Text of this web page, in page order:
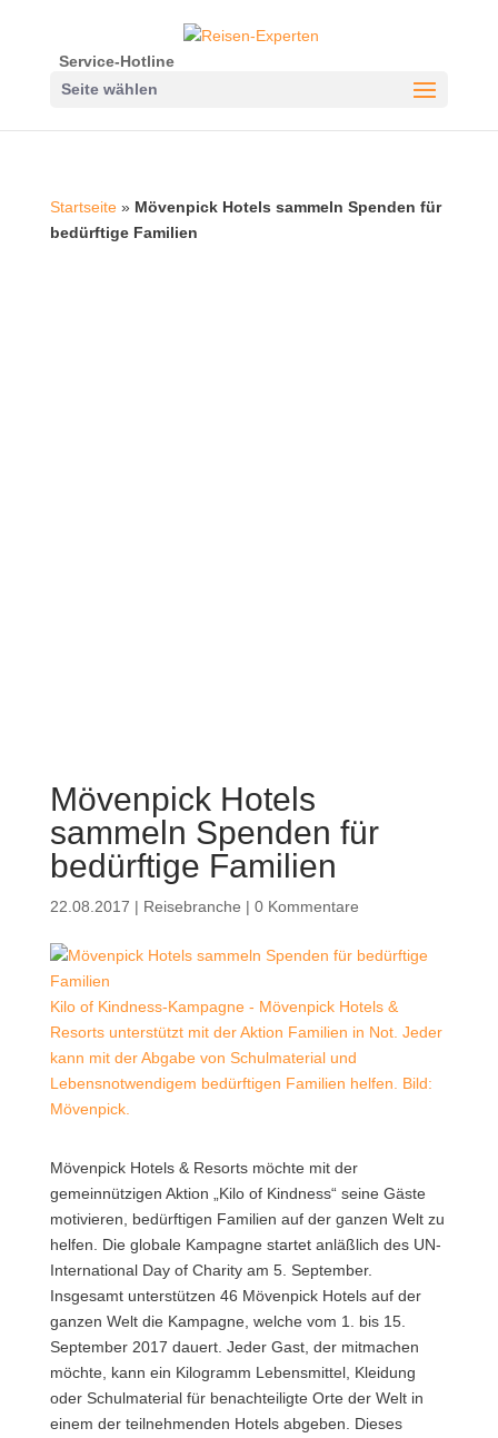
Service-Hotline
Seite wählen
Startseite» Mövenpick Hotels sammeln Spenden für
bedürftige Familien
Mövenpick Hotels
sammeln Spenden für
bedürftige Familien
22.08.2017 | Reisebranche | 0 Kommentare
Kilo of Kindness-Kampagne - Mövenpick Hotels &
Resorts unterstützt mit der Aktion Familien in Not. Jeder
kann mit der Abgabe von Schulmaterial und
Lebensnotwendigem bedürftigen Familien helfen. Bild:
Mövenpick.
Mövenpick Hotels & Resorts möchte mit der
gemeinnützigen Aktion „Kilo of Kindness“ seine Gäste
motivieren, bedürftigen Familien auf der ganzen Welt zu
helfen. Die globale Kampagne startet anläßlich des UN-
International Day of Charity am 5. September.
Insgesamt unterstützen 46 Mövenpick Hotels auf der
ganzen Welt die Kampagne, welche vom 1. bis 15.
September 2017 dauert. Jeder Gast, der mitmachen
möchte, kann ein Kilogramm Lebensmittel, Kleidung
oder Schulmaterial für benachteiligte Orte der Welt in
einem der teilnehmenden Hotels abgeben. Dieses